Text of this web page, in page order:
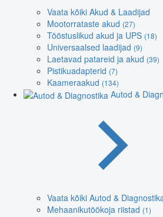
Vaata kõiki Akud & Laadijad
Mootorrataste akud (27)
Tööstuslikud akud ja UPS (18)
Universaalsed laadijad (9)
Laetavad patareid ja akud (39)
Pistikuadapterid (7)
Kaameraakud (134)
Autod &
Vaata kõiki Autod &
Mehaanikutöökoja riistad (1)